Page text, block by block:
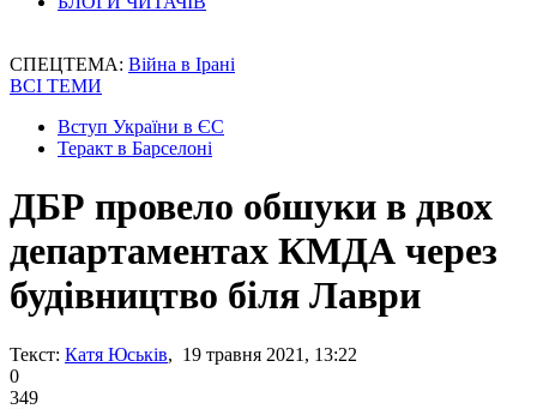
СПЕЦТЕМА: Війна в Ірані
ВСІ ТЕМИ
Вступ України в ЄС
Теракт в Барселоні
ДБР провело обшуки в двох
департаментах КМДА через
будівництво біля Лаври
Текст: Катя Юськів, 19 травня 2021, 13:22
0
349